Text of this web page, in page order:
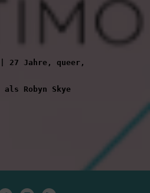
| 27 Jahre, queer,
Robyn Skye